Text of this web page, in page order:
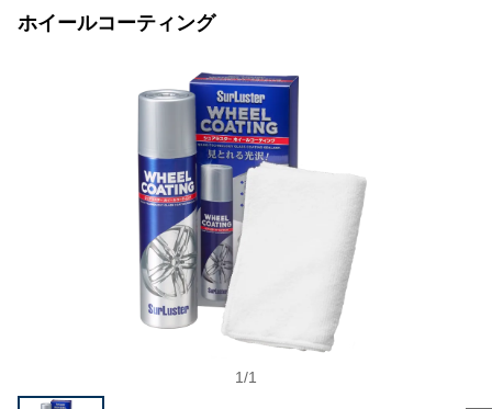
ホイールコーティング
1/1